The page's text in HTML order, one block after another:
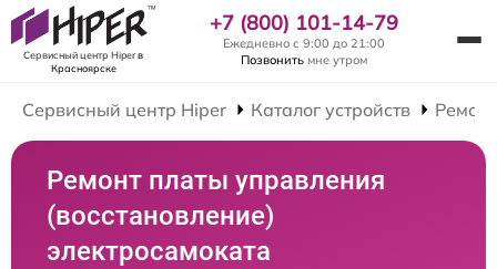
Сервисный центр Hiperв
Красноярске
+7 (800) 101-14-79
Ежедневно с 9:00 до 21:00
Позвонить мне утром
Сервисный центр Hiper Каталог устройств
Ремонт платы управления
(восстановление)
электросамоката